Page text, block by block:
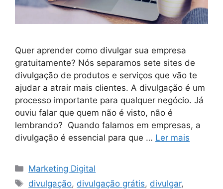
Quer aprender como divulgar sua empresa
gratuitamente? Nós separamos sete sites de
divulgação de produtos e serviços que vão te
ajudar a atrair mais clientes. A divulgação é um
processo importante para qualquer negócio. Já
ouviu falar que quem não é visto, não é
lembrando? Quando falamos em empresas, a
divulgação é essencial para que … Ler mais
Categorias
Marketing Digital
Tags
divulgação, divulgação grátis, divulgar,